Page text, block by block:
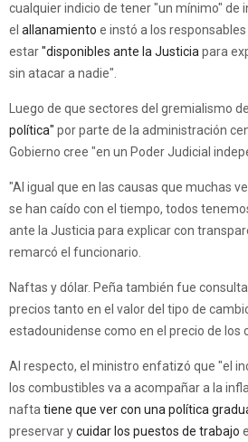
cualquier indicio de tener "un mínimo" de
el allanamiento e instó a los
estar"disponibles ante la Justicia para
sin atacar a nadie".
Luego de que sectores del gremialismo
política" por parte de la administración
Gobierno cree "en un Poder Judicial
"Al igual que en las causas que muchas
se han caído con el tiempo, todos
ante la Justicia para explicar con
remarcó el funcionario.
Naftas y dólar. Peña también fue
precios tanto en el valor del tipo de
estadounidense como en el precio de los
Al respecto, el ministro enfatizó que "el
los combustibles va a acompañar a la
nafta tiene que ver con una política
preservar ycuidar los puestos de trabajo